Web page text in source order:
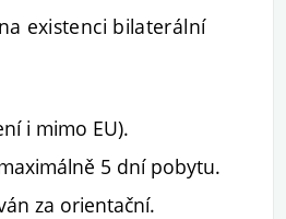
existenci bilaterální
i mimo EU).
5 dní pobytu.
za orientační.